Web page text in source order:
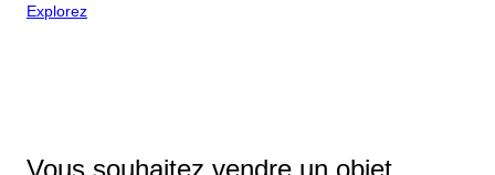
Explorez
Vous souhaitez vendre un objet